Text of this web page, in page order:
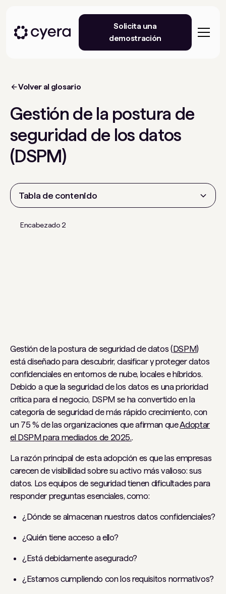
Solicita una
demostración
Volver al glosario
Gestión de la postura de
seguridad de los datos
(DSPM)
Gestión de la postura de seguridad de datos (DSPM)
está diseñado para descubrir, clasificar y proteger datos
confidenciales en entornos de nube, locales e híbridos.
Debido a que la seguridad de los datos es una prioridad
crítica para el negocio, DSPM se ha convertido en la
categoría de seguridad de más rápido crecimiento, con
un 75 % de las organizaciones que afirman queAdoptar
el DSPM para mediados de 2025..
La razón principal de esta adopción es que las empresas
carecen de visibilidad sobre su activo más valioso: sus
datos. Los equipos de seguridad tienen dificultades para
responder preguntas esenciales, como:
¿Dónde se almacenan nuestros datos confidenciales?
¿Quién tiene acceso a ello?
¿Está debidamente asegurado?
¿Estamos cumpliendo con los requisitos normativos?
Tabla de contenido
Encabezado 2